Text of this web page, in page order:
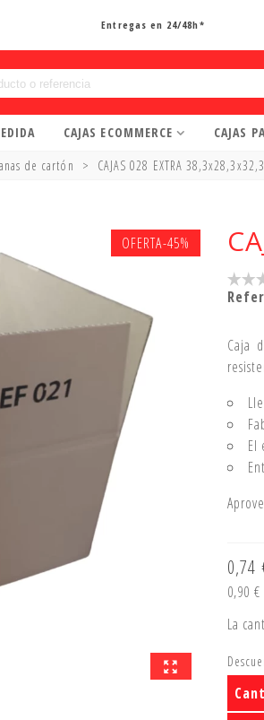
Entregas en 24/48h*
CAJAS ECOMMERCE CAJAS
de cartón > CAJAS 028 EXTRA
OFERTA-45%
Caja
El
0,74
0,90 €
La